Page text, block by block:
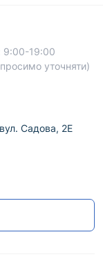
9:00-19:00
уточняти)
Садова, 2Е